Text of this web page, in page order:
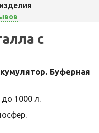
с
Буферная
1000 л.